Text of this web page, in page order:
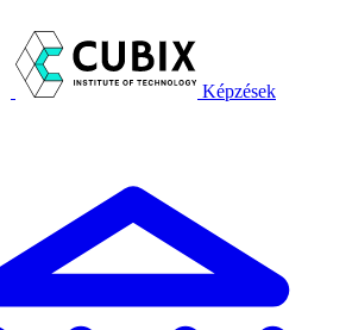
Képzések